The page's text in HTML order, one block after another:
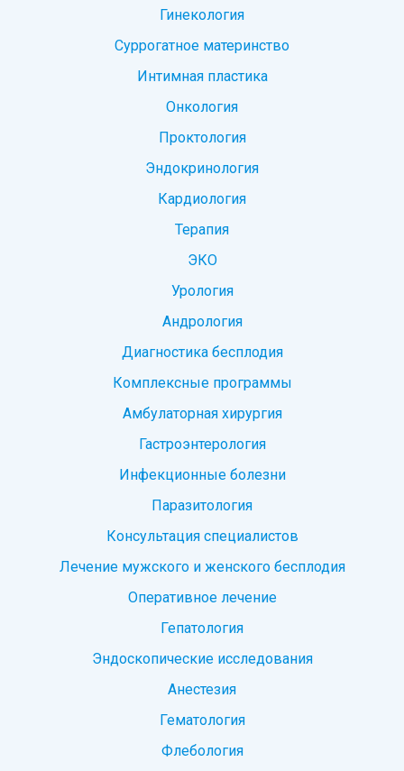
Гинекология
Суррогатное материнство
Интимная пластика
Онкология
Проктология
Эндокринология
Кардиология
Терапия
ЭКО
Урология
Андрология
Диагностика бесплодия
Комплексные программы
Амбулаторная хирургия
Гастроэнтерология
Инфекционные болезни
Паразитология
Консультация специалистов
Лечение мужского и женского бесплодия
Оперативное лечение
Гепатология
Эндоскопические исследования
Анестезия
Гематология
Флебология